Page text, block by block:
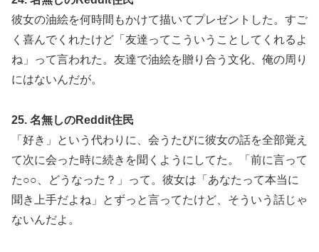
彼女の油絵を何時間もかけて描いてプレゼントした。すご
く喜んでくれたけど「友達ってこういうことしてくれるよ
ね」って言われた。友達で油絵を贈り合う文化、俺の周り
にはないんだが。
25. 名無しのReddit住民
「好き」という代わりに、会うたびに彼女の話を全部覚え
て次に会った時に続きを聞くようにしてた。「前に言って
た○○、どうなった？」って。彼女は「あなたって本当に
聞き上手だよね」とずっと言ってたけど、そういう話じゃ
ないんだよ。